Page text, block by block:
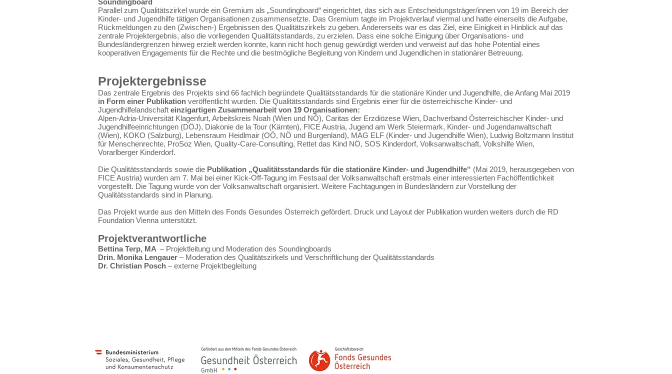
​Soundingboard
Parallel zum Qualitätszirkel wurde ein Gremium als „Soundingboard“ eingerichtet, das sich aus Entscheidungsträger/innen von 19 im Bereich der
Kinder- und Jugendhilfe tätigen Organisationen zusammensetzte. Das Gremium tagte im Projektverlauf viermal und hatte einerseits die Aufgabe,
Rückmeldungen zu den (Zwischen-) Ergebnissen des Qualitätszirkels zu geben. Andererseits war es das Ziel, eine Einigkeit in Hinblick auf das
zentrale Projektergebnis, also die vorliegenden Qualitätsstandards, zu erzielen. Dass eine solche Einigung über Organisations- und
Bundesländergrenzen hinweg erzielt werden konnte, kann nicht hoch genug gewürdigt werden und verweist auf das hohe Potential eines
kooperativen Engagements für die Rechte und die bestmögliche Begleitung von Kindern und Jugendlichen in stationärer Betreuung.
Projektergebnisse
Das zentrale Ergebnis des Projekts sind 66 fachlich begründete Qualitätsstandards für die stationäre Kinder und Jugendhilfe, die Anfang Mai 2019
in Form einer Publikation veröffentlicht wurden. Die Qualitätsstandards sind Ergebnis einer für die österreichische Kinder- und
Jugendhilfelandschaft einzigartigen Zusammenarbeit von 19 Organisationen:
Alpen-Adria-Universität Klagenfurt, Arbeitskreis Noah (Wien und NÖ), Caritas der Erzdiözese Wien, Dachverband Österreichischer Kinder- und
Jugendhilfeeinrichtungen (DÖJ), Diakonie de la Tour (Kärnten), FICE Austria, Jugend am Werk Steiermark, Kinder- und Jugendanwaltschaft
(Wien), KOKO (Salzburg), Lebensraum Heidlmair (OÖ, NÖ und Burgenland), MAG ELF (Kinder- und Jugendhilfe Wien), Ludwig Boltzmann Institut
für Menschenrechte, ProSoz Wien, Quality-Care-Consulting, Rettet das Kind NÖ, SOS Kinderdorf, Volksanwaltschaft, Volkshilfe Wien,
Vorarlberger Kinderdorf.
Die Qualitätsstandards sowie die Publikation „Qualitätsstandards für die stationäre Kinder- und Jugendhilfe“ (Mai 2019, herausgegeben von
FICE Austria) wurden am 7. Mai bei einer Kick-Off-Tagung im Festsaal der Volksanwaltschaft erstmals einer interessierten Fachöffentlichkeit
vorgestellt. Die Tagung wurde von der Volksanwaltschaft organisiert. Weitere Fachtagungen in Bundesländern zur Vorstellung der
Qualitätsstandards sind in Planung.
Das Projekt wurde aus den Mitteln des Fonds Gesundes Österreich gefördert. Druck und Layout der Publikation wurden weiters durch die RD
Foundation Vienna unterstützt.
Projektverantwortliche
Bettina Terp, MA – Projektleitung und Moderation des Soundingboards
Drin. Monika Lengauer – Moderation des Qualitätszirkels und Verschriftlichung der Qualitätsstandards
Dr. Christian Posch – externe Projektbegleitung